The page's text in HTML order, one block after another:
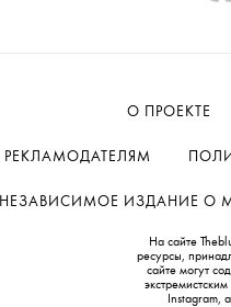
О ПРОЕКТЕ
РЕКЛАМОДАТЕЛЯМ
НЕЗАВИСИМОЕ ИЗДАНИЕ О
На сайте
ресурсы,
сайте могут
Instagram,